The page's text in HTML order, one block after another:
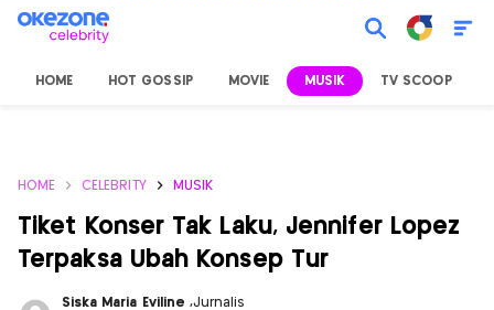
HOME HOT GOSSIP MOVIE MUSIK TV SCOOP
HOME CELEBRITY MUSIK
Tiket Konser Tak Laku, Jennifer Lopez
Terpaksa Ubah Konsep Tur
Siska Maria Eviline ,Jurnalis